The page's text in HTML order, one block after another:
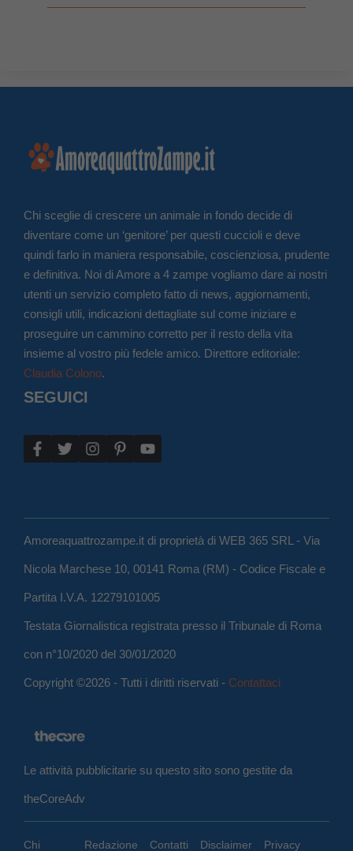
Chi sceglie di crescere un animale in fondo decide di
diventare come un ‘genitore’ per questi cuccioli e deve
quindi farlo in maniera responsabile, coscienziosa, prudente
e definitiva. Noi di Amore a 4 zampe vogliamo dare ai nostri
utenti un servizio completo fatto di news, aggiornamenti,
consigli utili, indicazioni dettagliate sul come iniziare e
proseguire un cammino corretto per il resto della vita
insieme al vostro più fedele amico. Direttore editoriale:
Claudia Colono.
SEGUICI
Amoreaquattrozampe.it di proprietà di WEB 365 SRL - Via
Nicola Marchese 10, 00141 Roma (RM) - Codice Fiscale e
Partita I.V.A. 12279101005
Testata Giornalistica registrata presso il Tribunale di Roma
con n°10/2020 del 30/01/2020
Copyright ©2026 - Tutti i diritti riservati - Contattaci
Le attività pubblicitarie su questo sito sono gestite da
theCoreAdv
Chi Redazione Contatti Disclaimer Privacy